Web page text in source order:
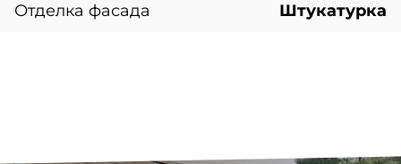
Отделка фасада Штукатурка